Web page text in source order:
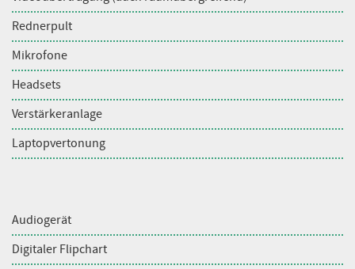
Rednerpult
Mikrofone
Headsets
Verstärkeranlage
Laptopvertonung
Audiogerät
Digitaler Flipchart